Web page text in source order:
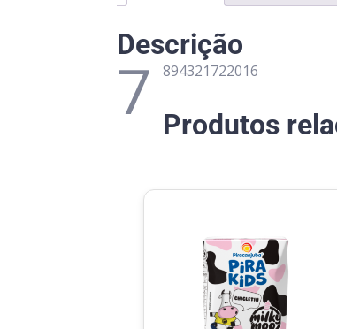
Descrição
7 894321722016
Produtos